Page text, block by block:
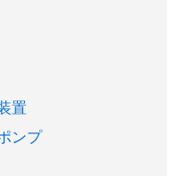
置
ンプ